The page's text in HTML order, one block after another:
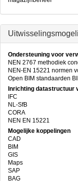
Ondersteuning voor
NEN 2767 methodiek
NEN-EN 15221 normen
Open BIM standaarden
Inrichting datastructuur
IFC
NL-SfB
CORA
NEN EN 15221
Mogelijke koppelingen
CAD
BIM
GIS
Maps
SAP
BAG